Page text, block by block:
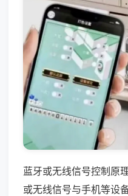
蓝牙或无线信号控制原
或无线信号与手机等设